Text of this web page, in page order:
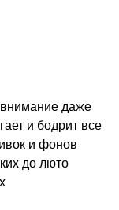
внимание даже
и бодрит все
и фонов
до люто